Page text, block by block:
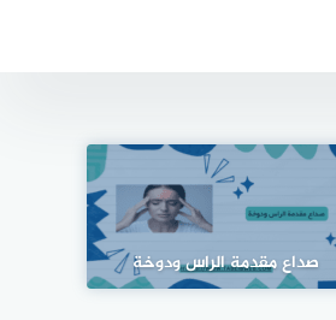
صداع مقدمة الراس ودوخة